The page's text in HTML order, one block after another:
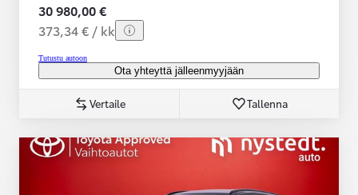
30 980,00 €
373,34 € / kk
Tutustu autoon
Ota yhteyttä jälleenmyyjään
Vertaile Tallenna